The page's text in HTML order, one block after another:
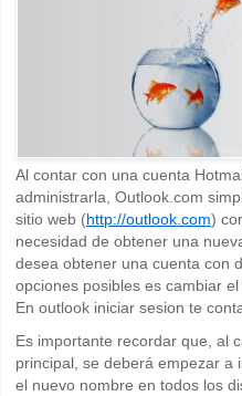
Al contar con una cuenta
administrarla, Outlook.com
sitio web (http://outlook.com)
necesidad de obtener una
desea obtener una cuenta con
opciones posibles es cambiar
En outlook iniciar sesion te
Es importante recordar que, al
principal, se deberá empezar a
el nuevo nombre en todos los